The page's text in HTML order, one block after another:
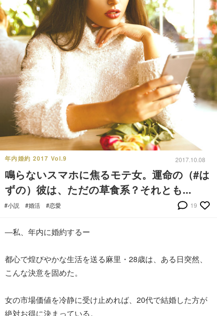
年内婚約 2017 Vol.9 2017.10.08
鳴らないスマホに焦るモテ女。運命の（#は
ずの）彼は、ただの草食系？それとも...
#小説 #婚活 #恋愛 19
―私、年内に婚約するー
都心で煌びやかな生活を送る麻里・28歳は、ある日突然、
こんな決意を固めた。
女の市場価値を冷静に受け止めれば、20代で結婚した方が
絶対お得に決まっている。